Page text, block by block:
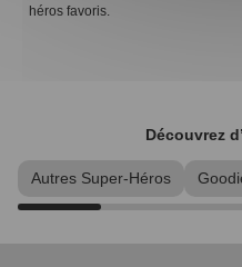
héros favoris.
Découvrez
Autres Super-Héros